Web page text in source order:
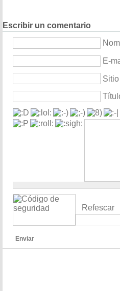
Escribir un comentario
E-
Refescar
Enviar